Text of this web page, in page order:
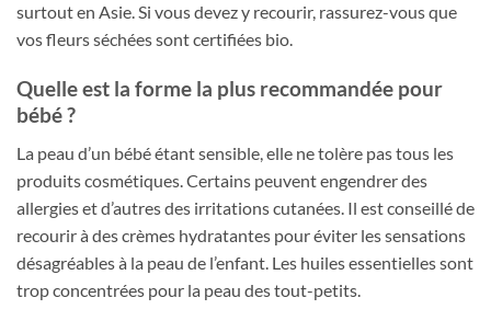
surtout en Asie. Si vous devez y recourir, rassurez-vous que
vos fleurs séchées sont certifiées bio.
Quelle est la forme la plus recommandée pour
bébé ?
La peau d’un bébé étant sensible, elle ne tolère pas tous les
produits cosmétiques. Certains peuvent engendrer des
allergies et d’autres des irritations cutanées. Il est conseillé de
recourir à des crèmes hydratantes pour éviter les sensations
désagréables à la peau de l’enfant. Les huiles essentielles sont
trop concentrées pour la peau des tout-petits.